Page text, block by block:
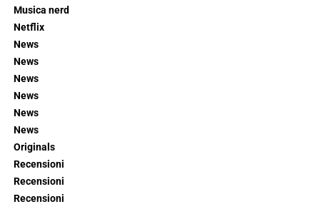
Musica nerd
Netflix
News
News
News
News
News
News
Originals
Recensioni
Recensioni
Recensioni